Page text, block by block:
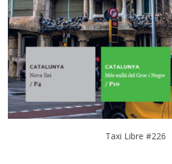
Taxi Libre #226